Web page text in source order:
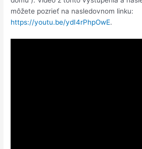
môžete pozrieť na nasledovnom linku:
https://youtu.be/ydI4rPhpOwE.